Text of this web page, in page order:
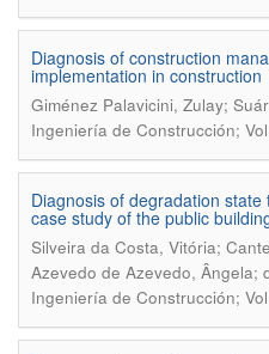
Diagnosis of construction
implementation in construction
Giménez Palavicini, Zulay;
Ingeniería de Construcción;
Diagnosis of degradation
case study of the public
Silveira da Costa, Vitória;
Azevedo de Azevedo, Ângela;
Ingeniería de Construcción;